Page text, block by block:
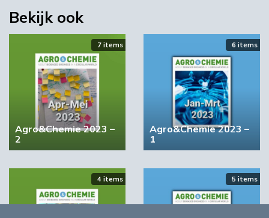
YPACK project gestart in Spanje
Bekijk ook
7 items
Agro&Chemie 2023 –
2
6 items
Agro&Chemie 2023 –
1
4 items 5 items